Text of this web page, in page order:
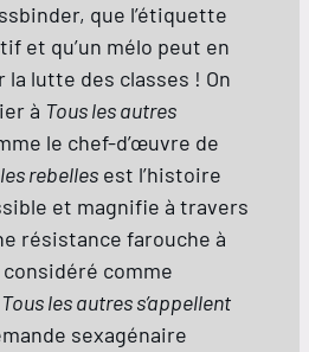
que l’étiquette
et qu’un mélo peut en
la lutte des classes ! On
à Tous les autres
le chef-d’œuvre de
rebelles est l’histoire
et magnifie à travers
résistance farouche à
comme
Tous les autres s’appellent
sexagénaire